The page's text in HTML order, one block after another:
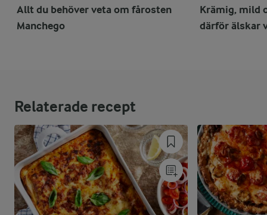
Allt du behöver veta om fårosten
Manchego
Krämig, mild
därför älskar
Relaterade recept